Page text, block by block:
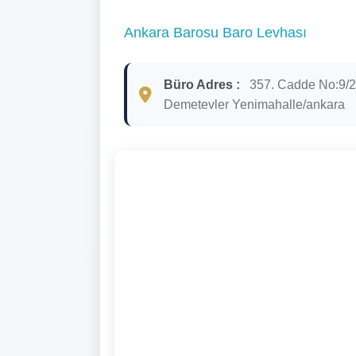
Ankara Barosu Baro Levhası
Büro Adres :
357. Cadde No:9/2
Demetevler Yenimahalle/ankara